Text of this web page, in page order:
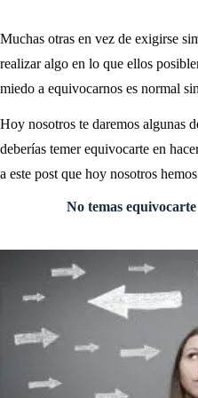
Muchas otras en vez de exigirse
realizar algo en lo que ellos
miedo a equivocarnos es normal
Hoy nosotros te daremos algunas
deberías temer equivocarte en
a este post que hoy nosotros
No temas equivocarte